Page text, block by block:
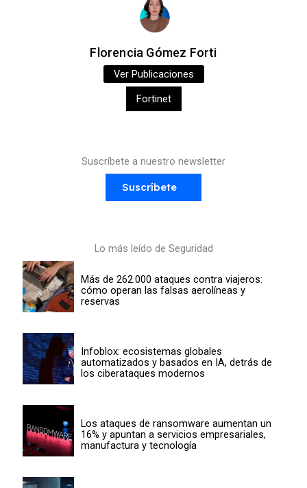
Florencia Gómez Forti
Ver Publicaciones
Fortinet
Suscríbete a nuestro newsletter
Suscríbete
Lo más leído de Seguridad
Más de 262.000 ataques contra viajeros:
cómo operan las falsas aerolíneas y
reservas
Infoblox: ecosistemas globales
automatizados y basados en IA, detrás de
los ciberataques modernos
Los ataques de ransomware aumentan un
16% y apuntan a servicios empresariales,
manufactura y tecnología